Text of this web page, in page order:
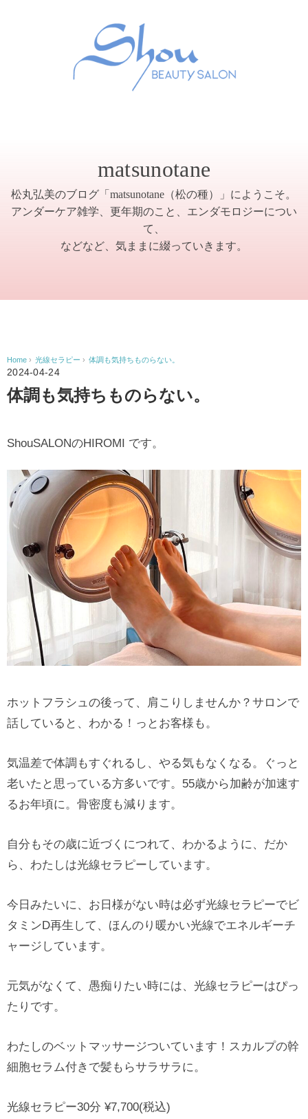
matsunotane
松丸弘美のブログ「matsunotane（松の種）」にようこそ。
アンダーケア雑学、更年期のこと、エンダモロジーについ
て、
などなど、気ままに綴っていきます。
Home › 光線セラピー › 体調も気持ちものらない。
2024-04-24
体調も気持ちものらない。
ShouSALONのHIROMI です。
ホットフラシュの後って、肩こりしませんか？サロンで
話していると、わかる！っとお客様も。
気温差で体調もすぐれるし、やる気もなくなる。ぐっと
老いたと思っている方多いです。55歳から加齢が加速す
るお年頃に。骨密度も減ります。
自分もその歳に近づくにつれて、わかるように、だか
ら、わたしは光線セラピーしています。
今日みたいに、お日様がない時は必ず光線セラピーでビ
タミンD再生して、ほんのり暖かい光線でエネルギーチ
ャージしています。
元気がなくて、愚痴りたい時には、光線セラピーはぴっ
たりです。
わたしのベットマッサージついています！スカルプの幹
細胞セラム付きで髪もらサラサラに。
光線セラピー30分 ¥7,700(税込)